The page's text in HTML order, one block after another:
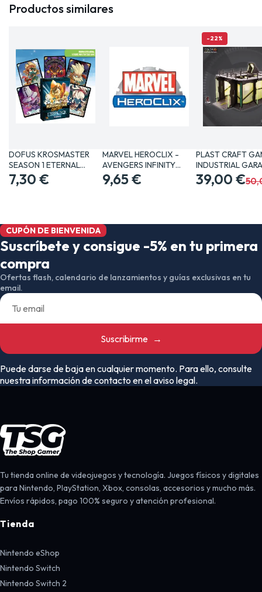
Productos similares
DOFUS KROSMASTER
SEASON 1 ETERNAL
DECK…
7,30 €
MARVEL HEROCLIX -
AVENGERS INFINITY
SET…
9,65 €
-22%
PLAST CRAFT
INDUSTRIAL
JUEGOS…
39,00 €
CUPÓN DE BIENVENIDA
Suscríbete y consigue -5% en tu primera
compra
Ofertas flash, calendario de lanzamientos y guías exclusivas en tu
email.
Suscribirme →
Puede darse de baja en cualquier momento. Para ello, consulte
nuestra información de contacto en el aviso legal.
Tu tienda online de videojuegos y tecnología. Juegos físicos y digitales
para Nintendo, PlayStation, Xbox, consolas, accesorios y mucho más.
Envíos rápidos, pago 100% seguro y atención profesional.
Tienda
Nintendo eShop
Nintendo Switch
Nintendo Switch 2